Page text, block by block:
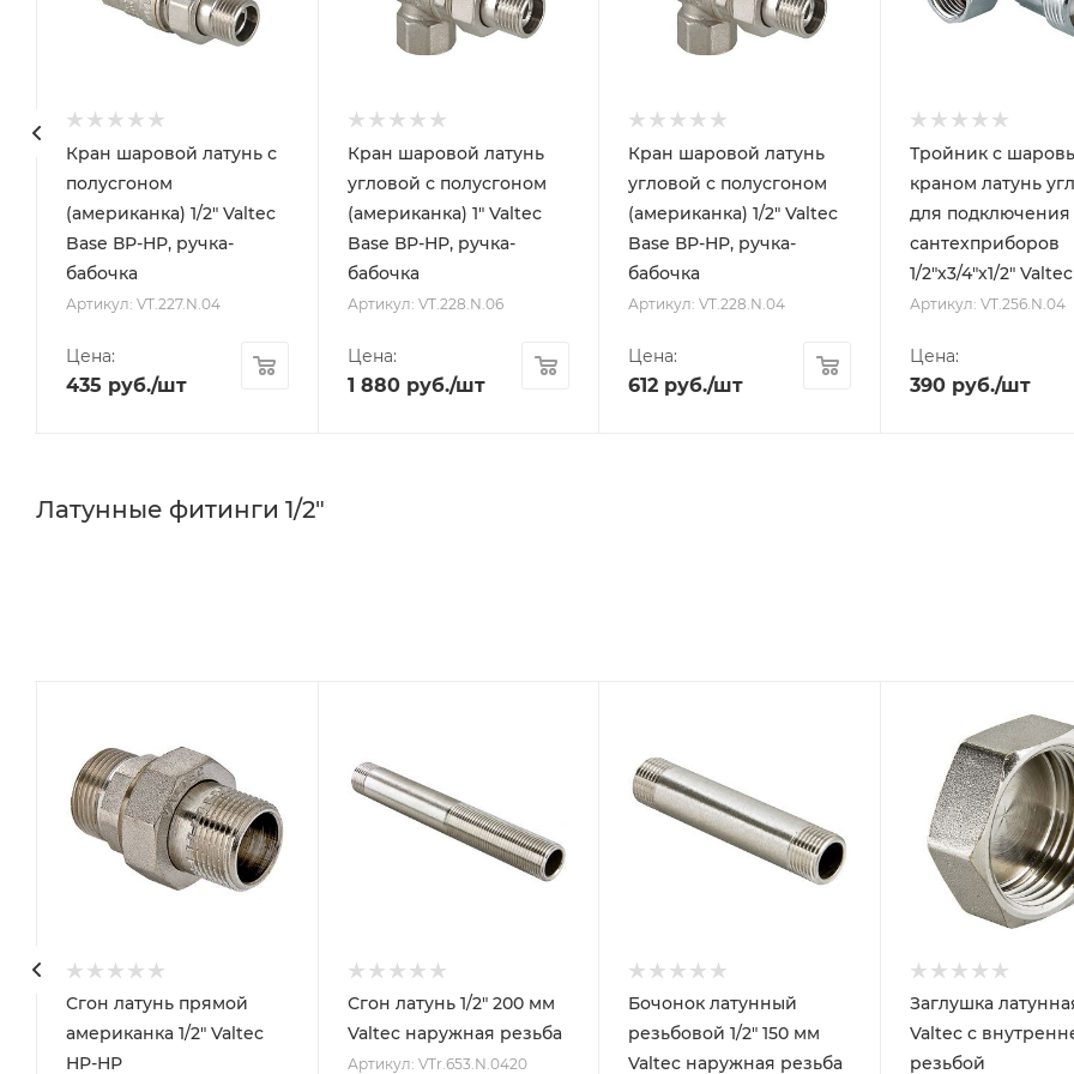
Кран шаровой латунь с
полусгоном
(американка) 1/2" Valtec
Base ВР-НР, ручка-
бабочка
Артикул: VT.227.N.04
Цена:
435 руб./шт
Кран шаровой латунь
угловой с полусгоном
(американка) 1" Valtec
Base ВР-НР, ручка-
бабочка
Артикул: VT.228.N.06
Цена:
1 880руб./шт
Кран шаровой латунь
угловой с полусгоном
(американка) 1/2" Valtec
Base ВР-НР, ручка-
бабочка
Артикул: VT.228.N.04
Цена:
612 руб./шт
Тройник с
краном латунь
для подключения
сантехприборов
1/2"х3/4"х1/2" Valtec
Артикул: VT.256.N.04
Цена:
390 руб./шт
Латунные фитинги 1/2"
Сгон латунь прямой
американка 1/2" Valtec
НР-НР
Сгон латунь 1/2" 200 мм
Valtec наружная резьба
Артикул: VTr.653.N.0420
Бочонок латунный
резьбовой 1/2" 150 мм
Valtec наружная резьба
Заглушка
Valtec с
резьбой